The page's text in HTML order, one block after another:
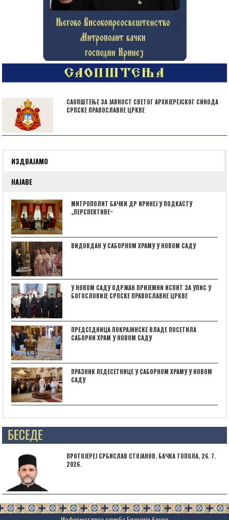
САОПШТЕЊЕ ЗА ЈАВНОСТ СВЕТОГ АРХИЈЕРЕЈСКОГ СИНОДА
СРПСКЕ ПРАВОСЛАВНЕ ЦРКВЕ
ИЗДВАЈАМО
НАЈАВЕ
МИТРОПОЛИТ БАЧКИ ДР ИРИНЕЈ У ПОДКАСТУ
„ПЕРСПЕКТИВЕˮ
ВИДОВДАН У САБОРНОМ ХРАМУ У НОВОМ САДУ
У НОВОМ САДУ ОДРЖАН ПРИЈЕМНИ ИСПИТ ЗА УПИС У
БОГОСЛОВИЈЕ СРПСКЕ ПРАВОСЛАВНЕ ЦРКВЕ
ПРЕДСЕДНИЦА ПОКРАЈИНСКЕ ВЛАДЕ ПОСЕТИЛА
САБОРНИ ХРАМ У НОВОМ САДУ
ПРАЗНИК ПЕДЕСЕТНИЦЕ У САБОРНОМ ХРАМУ У НОВОМ
САДУ
Posts not found
ПРОТОЈЕРЕЈ СРБИСЛАВ СТОЈАНОВ, БАЧКА ТОПОЛА, 26. 7.
2026.